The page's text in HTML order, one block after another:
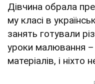
Дівчина обрала
му класі в
занять готували
уроки малювання
матеріалів, і